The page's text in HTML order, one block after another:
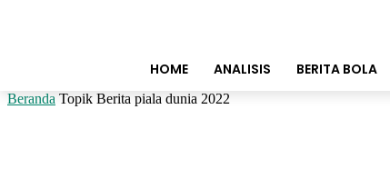
HOME ANALISIS BERITA BOLA
Beranda Topik Berita piala dunia 2022